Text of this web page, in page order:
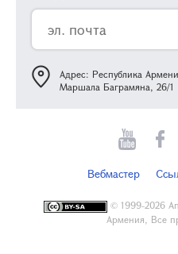
Адрес: Республика
Маршала Баграмяна, 26/1
Вебмастер
© 1999-2026
Армения, Все